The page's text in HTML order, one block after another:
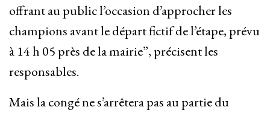
offrant au public l’occasion d’approcher les
champions avant le départ fictif de l’étape, prévu
à 14 h 05 près de la mairie”, précisent les
responsables.
Mais la congé ne s’arrêtera pas au partie du